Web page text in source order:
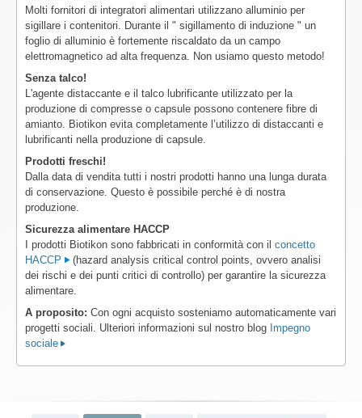
Molti fornitori di integratori alimentari utilizzano alluminio per
sigillare i contenitori. Durante il " sigillamento di induzione " un
foglio di alluminio è fortemente riscaldato da un campo
elettromagnetico ad alta frequenza. Non usiamo questo metodo!
Senza talco!
L'agente distaccante e il talco lubrificante utilizzato per la
produzione di compresse o capsule possono contenere fibre di
amianto. Biotikon evita completamente l’utilizzo di distaccanti e
lubrificanti nella produzione di capsule.
Prodotti freschi!
Dalla data di vendita tutti i nostri prodotti hanno una lunga durata
di conservazione. Questo è possibile perché è di nostra
produzione.
Sicurezza alimentare HACCP
I prodotti Biotikon sono fabbricati in conformità con il concetto
HACCP
(hazard analysis critical control points, ovvero analisi
dei rischi e dei punti critici di controllo) per garantire la sicurezza
alimentare.
A proposito: Con ogni acquisto sosteniamo automaticamente vari
progetti sociali. Ulteriori informazioni sul nostro blog Impegno
sociale